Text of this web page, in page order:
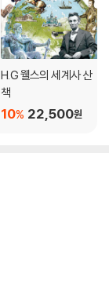
H.G 웰스의 세계사 산
책
22,500원
10%